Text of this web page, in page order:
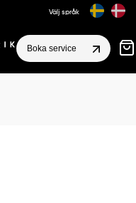
Välj språk
Boka service